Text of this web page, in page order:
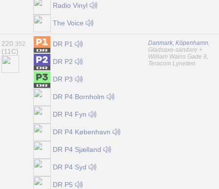
Radio Vinyl
The Voice
220. 352
(11C)
DR P1
DR P2
DR P3
DR P4 Bornholm
DR P4 Fyn
DR P4 København
DR P4 Sjælland
DR P4 Syd
DR P5
Danmark, Köpenhamn,
Gladsaxe-sändare +
William Wains Gade 8,
Teracom Lynetten